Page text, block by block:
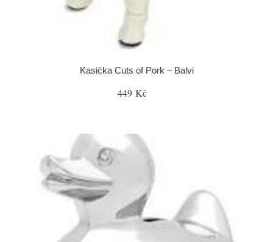
Kasička Cuts of Pork – Balvi
449 Kč